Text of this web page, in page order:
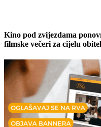
Kino pod zvijezdama
filmske večeri za cijelu